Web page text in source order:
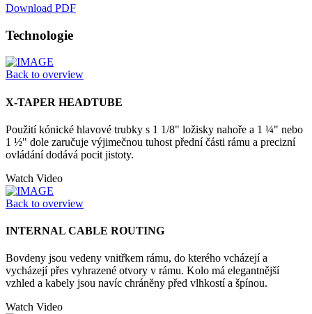
Download PDF
Technologie
Back to overview
X-TAPER HEADTUBE
Použití kónické hlavové trubky s 1 1/8" ložisky nahoře a 1 ¼" nebo
1 ½" dole zaručuje výjimečnou tuhost přední části rámu a precizní
ovládání dodává pocit jistoty.
Watch Video
Back to overview
INTERNAL CABLE ROUTING
Bovdeny jsou vedeny vnitřkem rámu, do kterého vcházejí a
vycházejí přes vyhrazené otvory v rámu. Kolo má elegantnější
vzhled a kabely jsou navíc chráněny před vlhkostí a špínou.
Watch Video